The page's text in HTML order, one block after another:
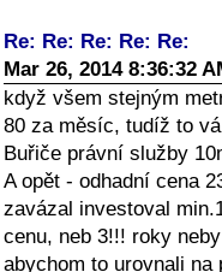
Re: Re: Re: Re: Re:
Mar 26, 2014 8:36:32
když všem stejným
80 za měsíc, tudíž to
Buřiče právní služby
A opět - odhadní cena
zavázal investoval
cenu, neb 3!!! roky
abychom to urovnali na